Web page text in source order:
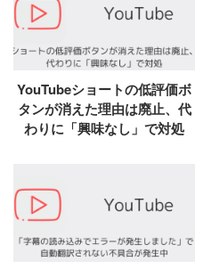
YouTubeショートの低評価ボ
タンが消えた理由は廃止、代
わりに「興味なし」で対処